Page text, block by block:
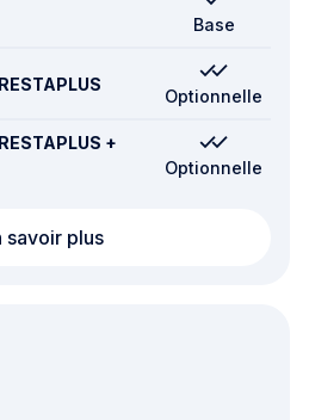
Base
Optionnelle
+
Optionnelle
savoir plusHospitalisation au